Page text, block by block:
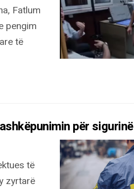
Fatlum
pengim
të
për sigurinë
të
zyrtarë